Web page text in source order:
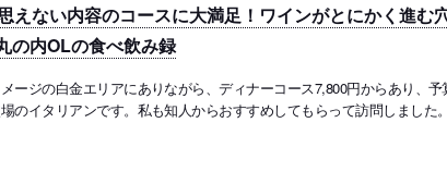
えない内容のコースに大満足！ワインがとにかく進む
の内OLの食べ飲み録
ージの白金エリアにありながら、ディナーコース7,800円からあり、
のイタリアンです。私も知人からおすすめしてもらって訪問しました。